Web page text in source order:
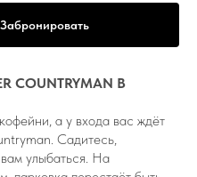
Забронировать
COUNTRYMAN В
а у входа вас ждёт
Садитесь,
улыбаться. На